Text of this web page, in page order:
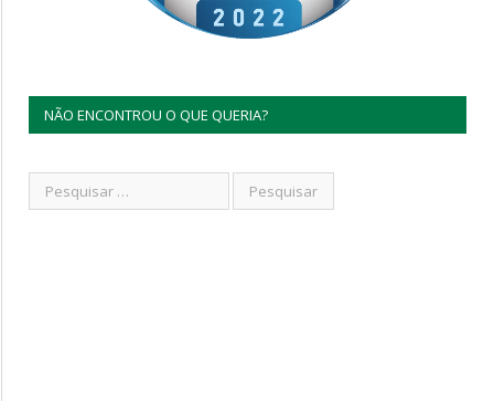
NÃO ENCONTROU O QUE QUERIA?